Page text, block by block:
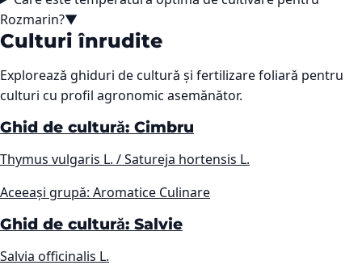
Rozmarin?▼
Culturi înrudite
Explorează ghiduri de cultură și fertilizare foliară pentru
culturi cu profil agronomic asemănător.
Ghid de cultură: Cimbru
Thymus vulgaris L. / Satureja hortensis L.
Aceeași grupă: Aromatice Culinare
Ghid de cultură: Salvie
Salvia officinalis L.